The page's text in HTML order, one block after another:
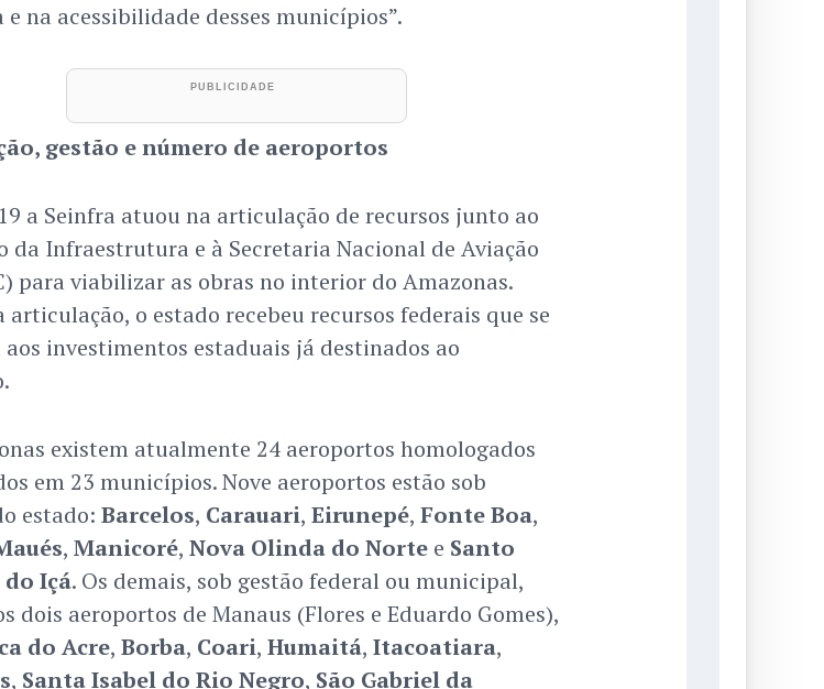
e na acessibilidade desses municípios”.
gestão e número de aeroportos
a Seinfra atuou na articulação de recursos junto ao
da Infraestrutura e à Secretaria Nacional de Aviação
para viabilizar as obras no interior do Amazonas.
articulação, o estado recebeu recursos federais que se
investimentos estaduais já destinados ao
existem atualmente 24 aeroportos homologados
em 23 municípios. Nove aeroportos estão sob
estado: Barcelos, Carauari, Eirunepé, Fonte Boa,
, Manicoré, Nova Olinda do Nortee Santo
Içá. Os demais, sob gestão federal ou municipal,
dois aeroportos de Manaus (Flores e Eduardo Gomes),
do Acre, Borba, Coari, Humaitá, Itacoatiara,
, Santa Isabel do Rio Negro, São Gabriel da